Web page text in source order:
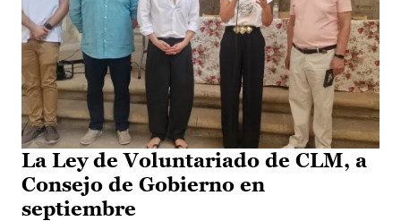
La Ley de Voluntariado de CLM, a
Consejo de Gobierno en
septiembre